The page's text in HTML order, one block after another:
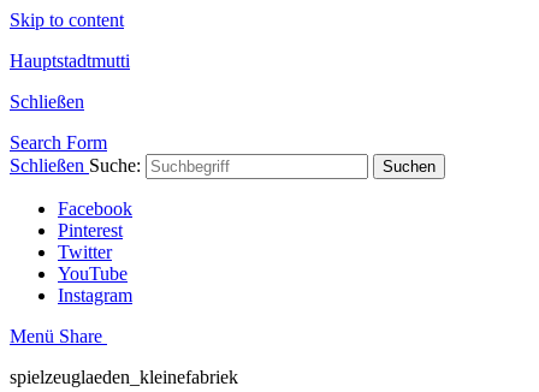
Skip to content
Hauptstadtmutti
Schließen
Search Form
Schließen Suche: Suchen
Facebook
Pinterest
Twitter
YouTube
Instagram
Menü Share
spielzeuglaeden_kleinefabriek